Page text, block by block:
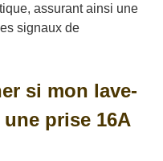
assurant ainsi une
signaux de
si mon lave-
prise 16A